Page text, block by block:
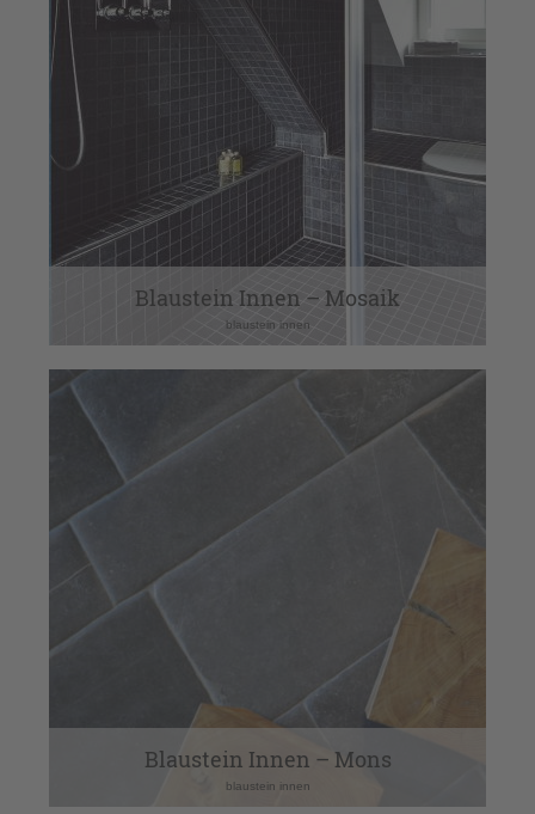
Blaustein Innen – Mosaik
blaustein innen
Blaustein Innen – Mons
blaustein innen